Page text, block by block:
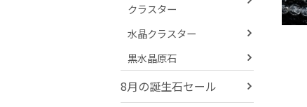
クラスター
水晶クラスター
黒水晶原石
8月の誕生石セール